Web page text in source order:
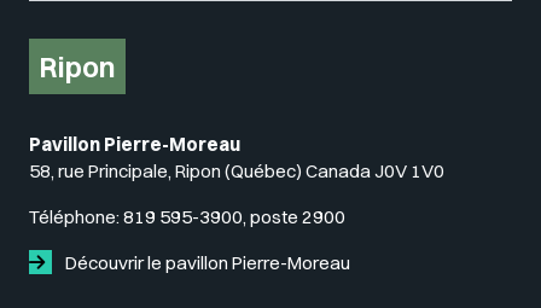
Ripon
Pavillon Pierre-Moreau
58, rue Principale, Ripon (Québec) Canada J0V 1V0
Téléphone: 819 595-3900, poste 2900
Découvrir le pavillon Pierre-Moreau